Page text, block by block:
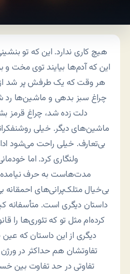
هیچ کاری ندارد. این که تو
این که آدم‌ها بیایند توی مخت و
هر وقت که یک طرفش پر شد از
چراغ سبز بدهی و ماشین‌ها
دلت زده شد، چراغ قرمز
ماشین‌های دیگر. خیلی
بی‌تعارف. خیلی راحت می‌شود
ولنگاری کرد. اما
مدت‌هاست به حرف
بی‌خیال متلک‌پرانی‌های احمقانه
داستان دیگری است. متأسفانه
کرده‌ام مثل تو که تئوری‌ها را
دیگری از این داستان که
تفاوتشان هم حداکثر در
تفاوتی در حد تفاوت بین